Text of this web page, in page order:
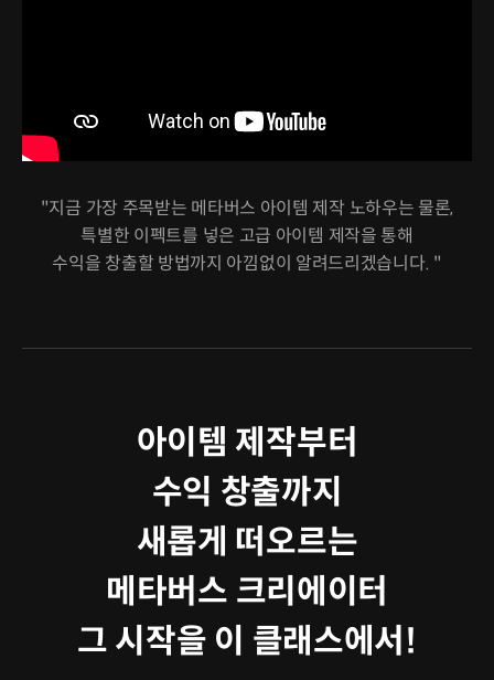
"지금 가장 주목받는 메타버스 아이템 제작 노하우는 물론,
특별한 이펙트를 넣은 고급 아이템 제작을 통해
수익을 창출할 방법까지 아낌없이 알려드리겠습니다. "
아이템 제작부터
수익 창출까지
새롭게 떠오르는
메타버스 크리에이터
그 시작을 이 클래스에서!